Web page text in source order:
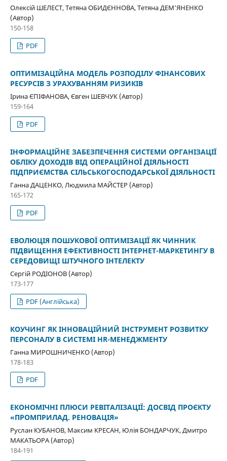
Олексій ШЕЛЕСТ, Тетяна ОБИДЄННОВА, Тетяна ДЕМ’ЯНЕНКО
(Автор)
150-158
PDF
ОПТИМІЗАЦІЙНА МОДЕЛЬ РОЗПОДІЛУ ФІНАНСОВИХ
РЕСУРСІВ З УРАХУВАННЯМ РИЗИКІВ
Ірина ЄПІФАНОВА, Євген ШЕВЧУК (Автор)
159-164
PDF
ІНФОРМАЦІЙНЕ ЗАБЕЗПЕЧЕННЯ СИСТЕМИ ОРГАНІЗАЦІЇ
ОБЛІКУ ДОХОДІВ ВІД ОПЕРАЦІЙНОЇ ДІЯЛЬНОСТІ
ПІДПРИЄМСТВА СІЛЬСЬКОГОСПОДАРСЬКОЇ ДІЯЛЬНОСТІ
Ганна ДАЦЕНКО, Людмила МАЙСТЕР (Автор)
165-172
PDF
ЕВОЛЮЦІЯ ПОШУКОВОЇ ОПТИМІЗАЦІЇ ЯК ЧИННИК
ПІДВИЩЕННЯ ЕФЕКТИВНОСТІ ІНТЕРНЕТ-МАРКЕТИНГУ В
СЕРЕДОВИЩІ ШТУЧНОГО ІНТЕЛЕКТУ
Сергій РОДІОНОВ (Автор)
173-177
PDF (Англійська)
КОУЧИНГ ЯК ІННОВАЦІЙНИЙ ІНСТРУМЕНТ РОЗВИТКУ
ПЕРСОНАЛУ В СИСТЕМІ HR-МЕНЕДЖМЕНТУ
Ганна МИРОШНИЧЕНКО (Автор)
178-183
PDF
ЕКОНОМІЧНІ ПЛЮСИ РЕВІТАЛІЗАЦІЇ: ДОСВІД ПРОЄКТУ
«ПРОМПРИЛАД. РЕНОВАЦІЯ»
Руслан КУБАНОВ, Максим КРЕСАН, Юлія БОНДАРЧУК, Дмитро
МАКАТЬОРА (Автор)
184-191